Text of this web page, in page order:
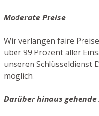
Moderate Preise
Wir verlangen faire
über 99 Prozent aller
unseren Schlüsseldienst
möglich.
Darüber hinaus gehende